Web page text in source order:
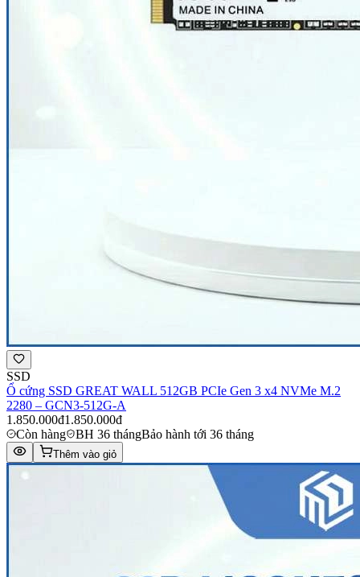
SSD
Ổ cứng SSD GREAT WALL 512GB PCIe Gen 3 x4 NVMe M.2
2280 – GCN3-512G-A
1.850.000đ1.850.000đ
Còn hàng
BH 36 thángBảo hành tới 36 tháng
Thêm vào giỏ